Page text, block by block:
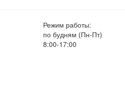
Режим работы:
по будням (Пн-Пт)
8:00-17:00